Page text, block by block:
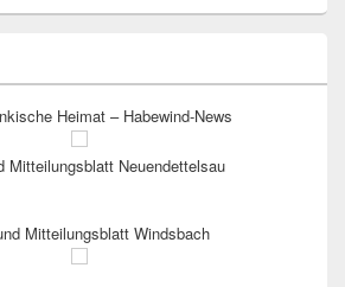
Heimat – Habewind-News
Mitteilungsblatt Neuendettelsau
Mitteilungsblatt Windsbach